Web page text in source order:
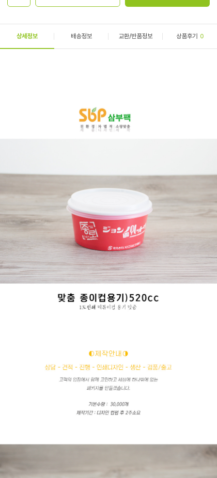
상세정보 배송정보 교환/반품정보 상품후기 0